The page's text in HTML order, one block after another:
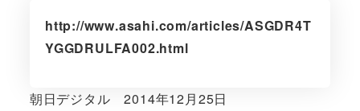
http://www.asahi.com/articles/ASGDR4T
YGGDRULFA002.html
朝日デジタル 2014年12月25日